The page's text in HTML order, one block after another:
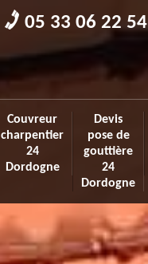
05 33 06 22 54
Couvreur
charpentier
24
Dordogne
Devis
pose de
gouttière
24
Dordogne